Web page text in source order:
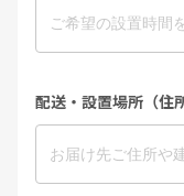
配送・設置場所（